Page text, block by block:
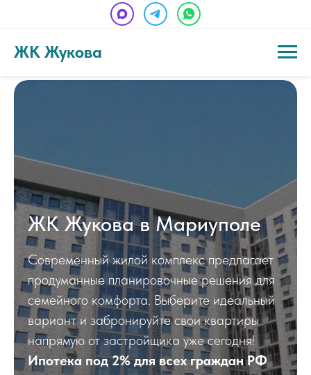
ЖК Жукова
ЖК Жукова в Мариуполе
Современный жилой комплекс предлагает
продуманные планировочные решения для
семейного комфорта. Выберите идеальный
вариант и забронируйте свои квартиры
напрямую от застройщика уже сегодня!
Ипотека под 2% для всех граждан РФ